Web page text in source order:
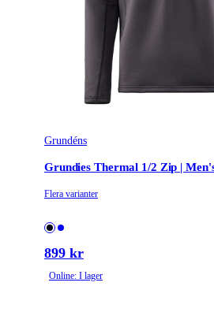
Grundéns
Grundies Thermal 1/2 Zip |
Flera varianter
899 kr
Online: I lager